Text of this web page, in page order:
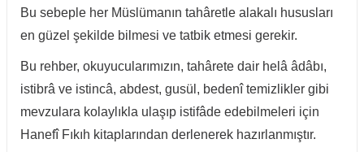
Bu sebeple her Müslümanın tahâretle alakalı hususları
en güzel şekilde bilmesi ve tatbik etmesi gerekir.
Bu rehber, okuyucularımızın, tahârete dair helâ âdâbı,
istibrâ ve istincâ, abdest, gusül, bedenî temizlikler gibi
mevzulara kolaylıkla ulaşıp istifâde edebilmeleri için
Hanefî Fıkıh kitaplarından derlenerek hazırlanmıştır.